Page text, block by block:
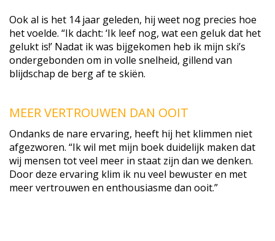
Ook al is het 14 jaar geleden, hij weet nog precies hoe
het voelde. “Ik dacht: ‘Ik leef nog, wat een geluk dat het
gelukt is!’ Nadat ik was bijgekomen heb ik mijn ski’s
ondergebonden om in volle snelheid, gillend van
blijdschap de berg af te skiën.
MEER VERTROUWEN DAN OOIT
Ondanks de nare ervaring, heeft hij het klimmen niet
afgezworen. “Ik wil met mijn boek duidelijk maken dat
wij mensen tot veel meer in staat zijn dan we denken.
Door deze ervaring klim ik nu veel bewuster en met
meer vertrouwen en enthousiasme dan ooit.”